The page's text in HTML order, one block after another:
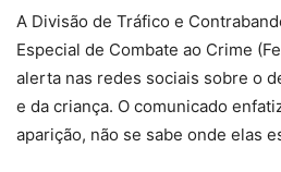
A Divisão de Tráfico e
Especial de Combate ao Crime
alerta nas redes sociais sobre o
e da criança. O comunicado
aparição, não se sabe onde elas